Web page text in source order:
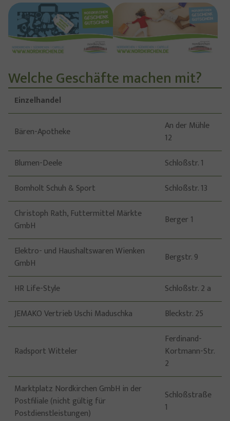
Show larger version Show larger version
Welche Geschäfte machen mit?
Einzelhandel
Bären-Apotheke
An der Mühle
12
Blumen-Deele
Schloßstr. 1
Bomholt Schuh & Sport
Schloßstr. 13
Christoph Rath, Futtermittel Märkte
GmbH
Berger 1
Elektro- und Haushaltswaren Wienken
GmbH
Bergstr. 9
HR Life-Style
Schloßstr. 2 a
JEMAKO Vertrieb Uschi Maduschka
Bleckstr. 25
Radsport Witteler
Ferdinand-
Kortmann-Str.
2
Marktplatz Nordkirchen GmbH in der
Postfiliale (nicht gültig für
Postdienstleistungen)
Schloßstraße
1